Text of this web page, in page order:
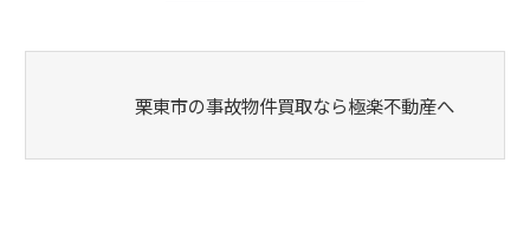
栗東市の事故物件買取なら極楽不動産へ